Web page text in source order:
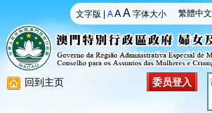
繁體中文
文字版 |A A A 字体大小
回到主页 委员登入